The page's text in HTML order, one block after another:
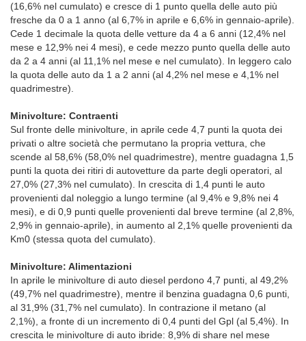
(16,6% nel cumulato) e cresce di 1 punto quella delle auto più
fresche da 0 a 1 anno (al 6,7% in aprile e 6,6% in gennaio-aprile).
Cede 1 decimale la quota delle vetture da 4 a 6 anni (12,4% nel
mese e 12,9% nei 4 mesi), e cede mezzo punto quella delle auto
da 2 a 4 anni (al 11,1% nel mese e nel cumulato). In leggero calo
la quota delle auto da 1 a 2 anni (al 4,2% nel mese e 4,1% nel
quadrimestre).
Minivolture: Contraenti
Sul fronte delle minivolture, in aprile cede 4,7 punti la quota dei
privati o altre società che permutano la propria vettura, che
scende al 58,6% (58,0% nel quadrimestre), mentre guadagna 1,5
punti la quota dei ritiri di autovetture da parte degli operatori, al
27,0% (27,3% nel cumulato). In crescita di 1,4 punti le auto
provenienti dal noleggio a lungo termine (al 9,4% e 9,8% nei 4
mesi), e di 0,9 punti quelle provenienti dal breve termine (al 2,8%,
2,9% in gennaio-aprile), in aumento al 2,1% quelle provenienti da
Km0 (stessa quota del cumulato).
Minivolture: Alimentazioni
In aprile le minivolture di auto diesel perdono 4,7 punti, al 49,2%
(49,7% nel quadrimestre), mentre il benzina guadagna 0,6 punti,
al 31,9% (31,7% nel cumulato). In contrazione il metano (al
2,1%), a fronte di un incremento di 0,4 punti del Gpl (al 5,4%). In
crescita le minivolture di auto ibride: 8,9% di share nel mese